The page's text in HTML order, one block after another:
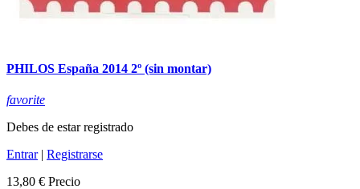
PHILOS España 2014 2º (sin montar)
favorite
Debes de estar registrado
Entrar| Registrarse
13,80 € Precio